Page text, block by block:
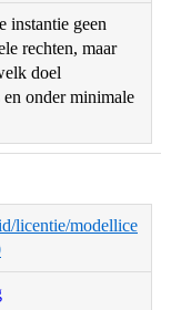
instantie geen
rechten, maar
doel
onder minimale
licentie/modellice